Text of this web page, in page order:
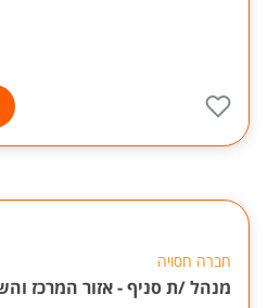
חברה חסויה
מנהל /ת סניף - אזור המרכז